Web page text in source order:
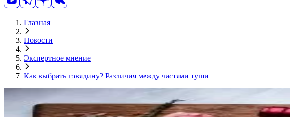
Главная
Новости
Экспертное мнение
Как выбрать говядину? Различия между частями туши